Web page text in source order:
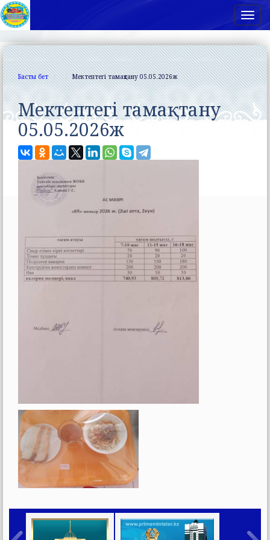
Басты бет Мектептегі тамақтану 05.05.2026ж
Мектептегі тамақтану
05.05.2026ж